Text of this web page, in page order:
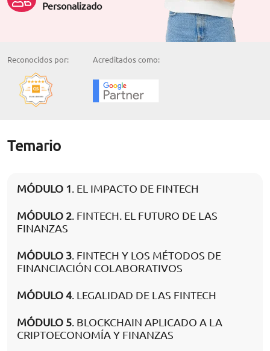
Personalizado
Reconocidos por: Acreditados como:
Temario
MÓDULO 1 . EL IMPACTO DE FINTECH
MÓDULO 2 . FINTECH. EL FUTURO DE LAS
FINANZAS
MÓDULO 3 . FINTECH Y LOS MÉTODOS DE
FINANCIACIÓN COLABORATIVOS
MÓDULO 4. LEGALIDAD DE LAS FINTECH
MÓDULO 5 . BLOCKCHAIN APLICADO A LA
CRIPTOECONOMÍA Y FINANZAS